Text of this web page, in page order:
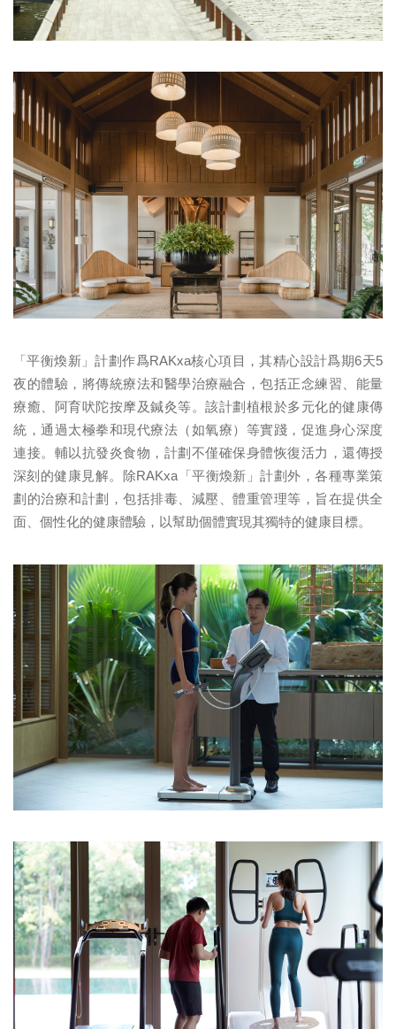
「平衡煥新」計劃作爲RAKxa核心項目，其精心設計爲期6天5
夜的體驗，將傳統療法和醫學治療融合，包括正念練習、能量
療癒、阿育吠陀按摩及鍼灸等。該計劃植根於多元化的健康傳
統，通過太極拳和現代療法（如氧療）等實踐，促進身心深度
連接。輔以抗發炎食物，計劃不僅確保身體恢復活力，還傳授
深刻的健康見解。除RAKxa「平衡煥新」計劃外，各種專業策
劃的治療和計劃，包括排毒、減壓、體重管理等，旨在提供全
面、個性化的健康體驗，以幫助個體實現其獨特的健康目標。